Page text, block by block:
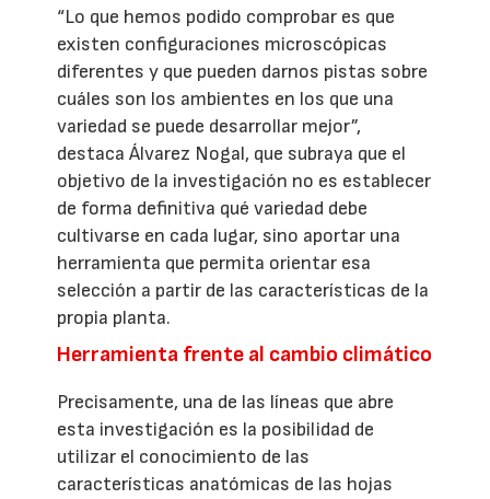
“Lo que hemos podido comprobar es que
existen configuraciones microscópicas
diferentes y que pueden darnos pistas sobre
cuáles son los ambientes en los que una
variedad se puede desarrollar mejor”,
destaca Álvarez Nogal, que subraya que el
objetivo de la investigación no es establecer
de forma definitiva qué variedad debe
cultivarse en cada lugar, sino aportar una
herramienta que permita orientar esa
selección a partir de las características de la
propia planta.
Herramienta frente al cambio climático
Precisamente, una de las líneas que abre
esta investigación es la posibilidad de
utilizar el conocimiento de las
características anatómicas de las hojas